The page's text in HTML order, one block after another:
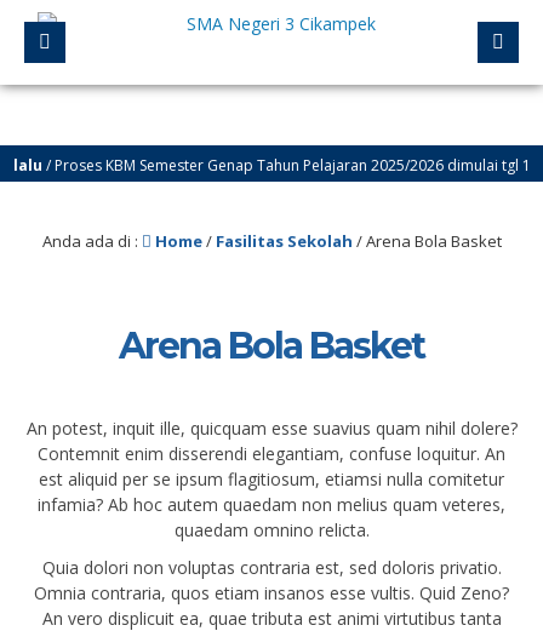
/ Proses KBM Semester Genap Tahun Pelajaran 2025/2026 dimulai tgl 12
Anda ada di : Home/ Fasilitas Sekolah /Arena Bola Basket
Arena Bola Basket
An potest, inquit ille, quicquam esse suavius quam nihil dolere?
Contemnit enim disserendi elegantiam, confuse loquitur. An
est aliquid per se ipsum flagitiosum, etiamsi nulla comitetur
infamia? Ab hoc autem quaedam non melius quam veteres,
quaedam omnino relicta.
Quia dolori non voluptas contraria est, sed doloris privatio.
Omnia contraria, quos etiam insanos esse vultis. Quid Zeno?
An vero displicuit ea, quae tributa est animi virtutibus tanta